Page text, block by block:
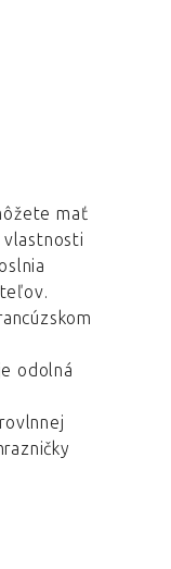
mať
vlastnosti
odolná